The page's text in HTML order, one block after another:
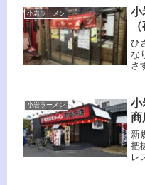
た
だ
小岩ラーメン
小
ひ
な
さ
ま
思
ラ
た
い
小岩ラーメン
小
商
新
把
レ